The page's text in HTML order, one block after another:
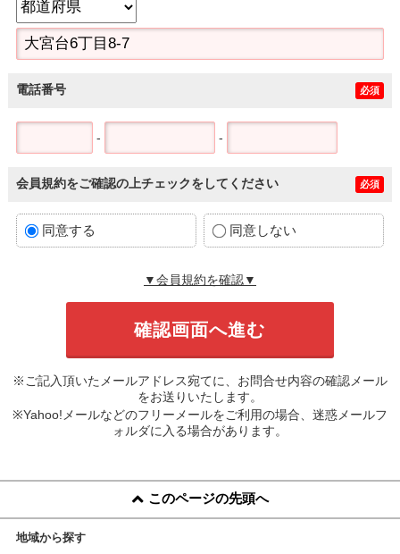
電話番号 必須
- -
会員規約をご確認の上チェックをしてください 必須
同意する 同意しない
▼会員規約を確認▼
※ご記入頂いたメールアドレス宛てに、お問合せ内容の確認メール
をお送りいたします。
※Yahoo!メールなどのフリーメールをご利用の場合、迷惑メールフ
ォルダに入る場合があります。
このページの先頭へ
地域から探す